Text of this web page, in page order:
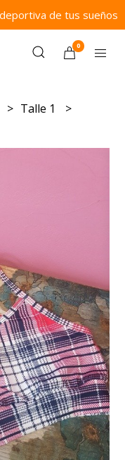
de tus sueños
0
Talle 1